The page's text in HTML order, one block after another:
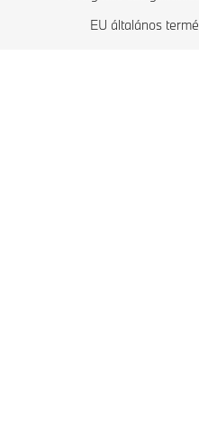
EU általános